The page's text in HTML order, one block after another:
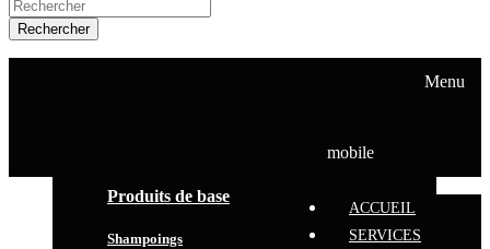
Rechercher
Produits de base
Shampoings
Menu
mobile
ACCUEIL
SERVICES